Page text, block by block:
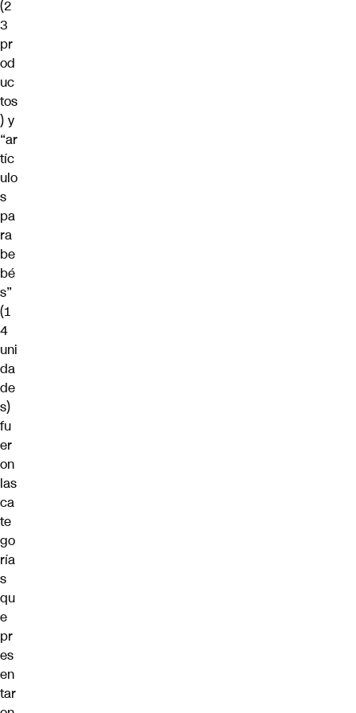
(2
3
pr
od
uc
tos
) y
“ar
tíc
ulo
s
pa
ra
be
bé
s”
(1
4
uni
da
de
s)
fu
er
on
las
ca
te
go
ría
s
qu
e
pr
es
en
tar